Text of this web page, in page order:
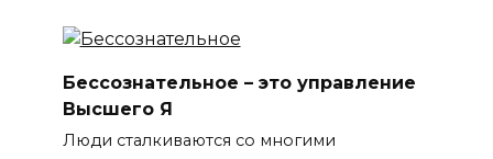
Бессознательное – это управление
Высшего Я
Люди сталкиваются со многими